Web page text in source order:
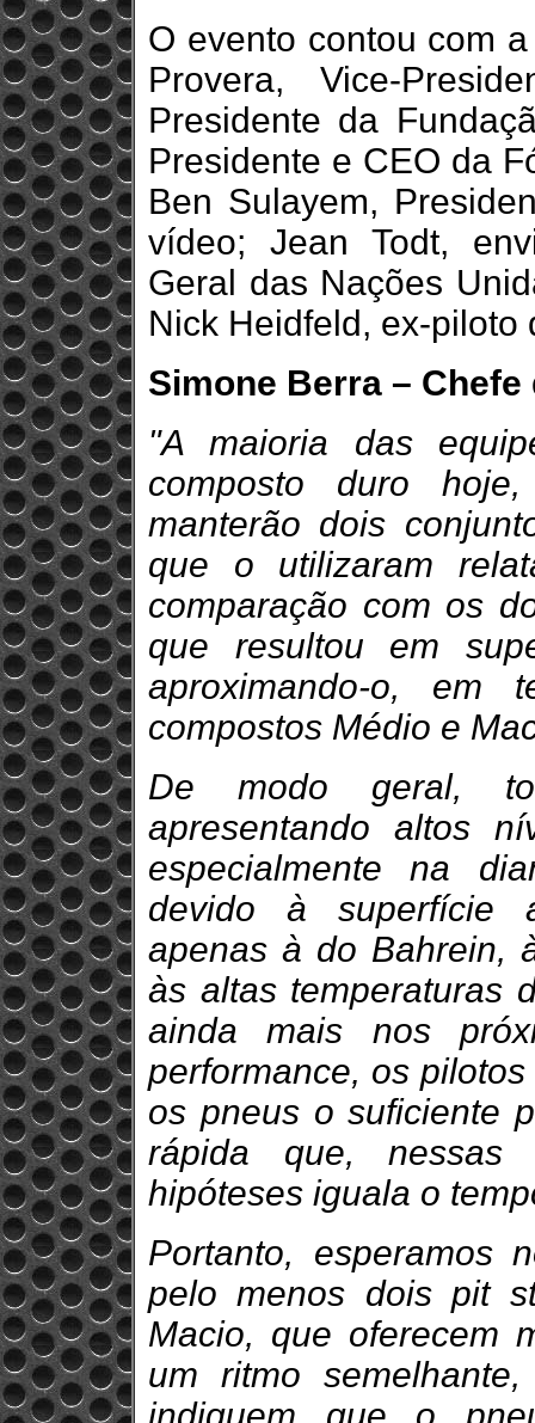
O evento contou com
Provera, Vice-
Presidente da
Presidente e CEO da
Ben Sulayem,
vídeo; Jean Todt,
Geral das Nações
Nick Heidfeld, ex-piloto
Simone Berra –
"A maioria das
composto duro
manterão dois
que o utilizaram
comparação com os
que resultou em
aproximando-o, em
compostos Médio e
De modo geral,
apresentando altos
especialmente na
devido à superfície
apenas à do Bahrein,
às altas temperaturas
ainda mais nos
performance, os
os pneus o suficiente
rápida que, nessas
hipóteses iguala o
Portanto, esperamos
pelo menos dois pit
Macio, que oferecem
um ritmo